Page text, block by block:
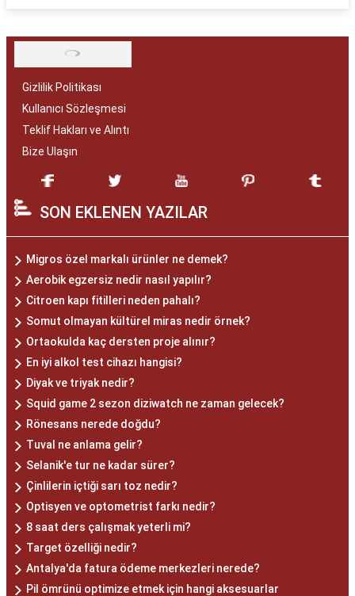
Gizlilik Politikası
Kullanıcı Sözleşmesi
Teklif Hakları ve Alıntı
Bize Ulaşın
SON EKLENEN YAZILAR
Migros özel markalı ürünler ne demek?
Aerobik egzersiz nedir nasıl yapılır?
Citroen kapı fitilleri neden pahalı?
Somut olmayan kültürel miras nedir örnek?
Ortaokulda kaç dersten proje alınır?
En iyi alkol test cihazı hangisi?
Diyak ve triyak nedir?
Squid game 2 sezon diziwatch ne zaman gelecek?
Rönesans nerede doğdu?
Tuval ne anlama gelir?
Selanik'e tur ne kadar sürer?
Çinlilerin içtiği sarı toz nedir?
Optisyen ve optometrist farkı nedir?
8 saat ders çalışmak yeterli mi?
Target özelliği nedir?
Antalya'da fatura ödeme merkezleri nerede?
Pil ömrünü optimize etmek için hangi aksesuarlar